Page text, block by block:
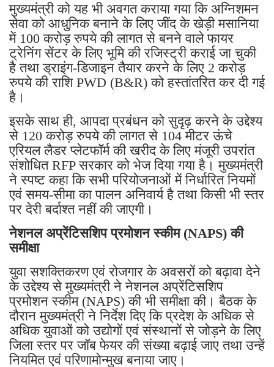
मुख्यमंत्री को यह भी अवगत कराया गया कि अग्निशमन
सेवा को आधुनिक बनाने के लिए जींद के खेड़ी मसानिया
में 100 करोड़ रुपये की लागत से बनने वाले फायर
ट्रेनिंग सेंटर के लिए भूमि की रजिस्ट्री कराई जा चुकी
है तथा ड्राइंग-डिजाइन तैयार करने के लिए 2 करोड़
रुपये की राशि PWD (B&R) को हस्तांतरित कर दी गई
है।
इसके साथ ही, आपदा प्रबंधन को सुदृढ़ करने के उद्देश्य
से 120 करोड़ रुपये की लागत से 104 मीटर ऊंचे
एरियल लैडर प्लेटफॉर्म की खरीद के लिए मंजूरी उपरांत
संशोधित RFP सरकार को भेज दिया गया है। मुख्यमंत्री
ने स्पष्ट कहा कि सभी परियोजनाओं में निर्धारित नियमों
एवं समय-सीमा का पालन अनिवार्य है तथा किसी भी स्तर
पर देरी बर्दाश्त नहीं की जाएगी।
नेशनल अप्रेंटिसशिप प्रमोशन स्कीम (NAPS) की
समीक्षा
युवा सशक्तिकरण एवं रोजगार के अवसरों को बढ़ावा देने
के उद्देश्य से मुख्यमंत्री ने नेशनल अप्रेंटिसशिप
प्रमोशन स्कीम (NAPS) की भी समीक्षा की। बैठक के
दौरान मुख्यमंत्री ने निर्देश दिए कि प्रदेश के अधिक से
अधिक युवाओं को उद्योगों एवं संस्थानों से जोड़ने के लिए
जिला स्तर पर जॉब फेयर की संख्या बढ़ाई जाए तथा उन्हें
नियमित एवं परिणामोन्मुख बनाया जाए।